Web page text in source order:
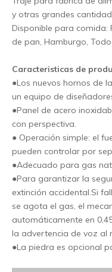
y otras grandes
Disponible para comida:
de pan, Hamburgo,
Caracteristicas de
●Los nuevos hornos de
un equipo de
●Panel de acero
con perspectiva.
● Operación simple: el
pueden controlar por
●Adecuado para gas
●Para garantizar la
extinción accidental.Si
se agota el gas, el
automáticamente en
la advertencia de voz al
●La piedra es opcional